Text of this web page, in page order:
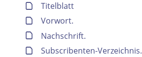
Titelblatt
Vorwort.
Nachschrift.
Subscribenten-Verzeichnis.